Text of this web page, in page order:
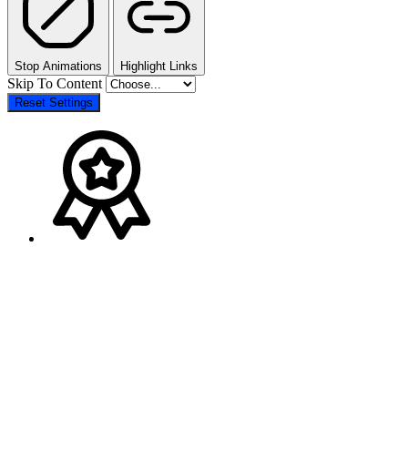
Stop Animations Highlight Links
Skip To Content
Reset Settings